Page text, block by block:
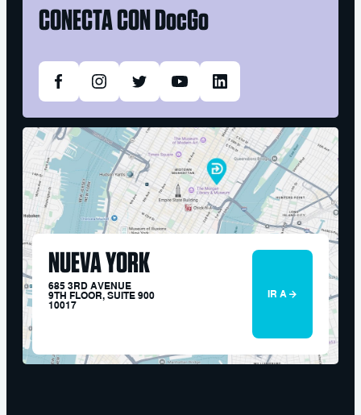
CONECTA CONDocGo
NUEVA YORK
685 3RD AVENUE
9TH FLOOR, SUITE 900
10017
IR A